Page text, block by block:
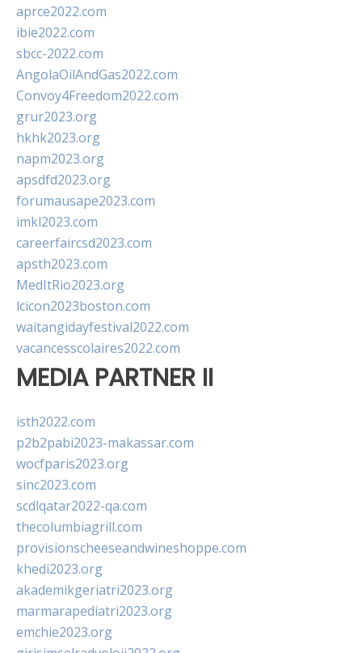
aprce2022.com
ibie2022.com
sbcc-2022.com
AngolaOilAndGas2022.com
Convoy4Freedom2022.com
grur2023.org
hkhk2023.org
napm2023.org
apsdfd2023.org
forumausape2023.com
imkl2023.com
careerfaircsd2023.com
apsth2023.com
MedItRio2023.org
lcicon2023boston.com
waitangidayfestival2022.com
vacancesscolaires2022.com
MEDIA PARTNER II
isth2022.com
p2b2pabi2023-makassar.com
wocfparis2023.org
sinc2023.com
scdlqatar2022-qa.com
thecolumbiagrill.com
provisionscheeseandwineshoppe.com
khedi2023.org
akademikgeriatri2023.org
marmarapediatri2023.org
emchie2023.org